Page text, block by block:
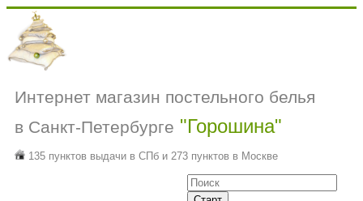
Интернет магазин постельного белья
в Санкт-Петербурге "Горошина"
135 пунктов выдачи в СПб и 273 пунктов в Москве